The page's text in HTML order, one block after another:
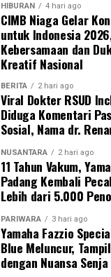
HIBURAN 4 hari ago
CIMB Niaga Gelar
untuk Indonesia
Kebersamaan dan
Kreatif Nasional
BERITA 2 hari ago
Viral Dokter RSUD
Diduga Komentari
Sosial, Nama dr.
NUSANTARA 2 hari ago
11 Tahun Vakum,
Padang Kembali
Lebih dari 5.000
PARIWARA 3 hari ago
Yamaha Fazzio
Blue Meluncur,
dengan Nuansa